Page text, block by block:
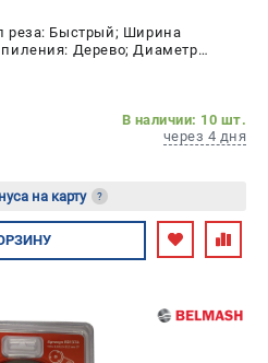
реза: Быстрый; Ширина
Дерево; Диаметр
В наличии: 10 шт.
через 4 дня
на карту ?